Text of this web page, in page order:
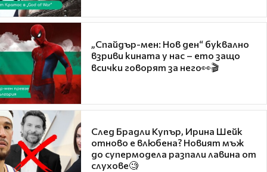
„Спайдър-мен: Нов ден“ буквално
взриви кината у нас – ето защо
всички говорят за него👀🎬
След Брадли Купър, Ирина Шейк
отново е влюбена? Новият мъж
до супермодела разпали лавина от
слухове🧐